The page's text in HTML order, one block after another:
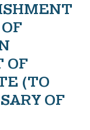
OF
(TO
OF